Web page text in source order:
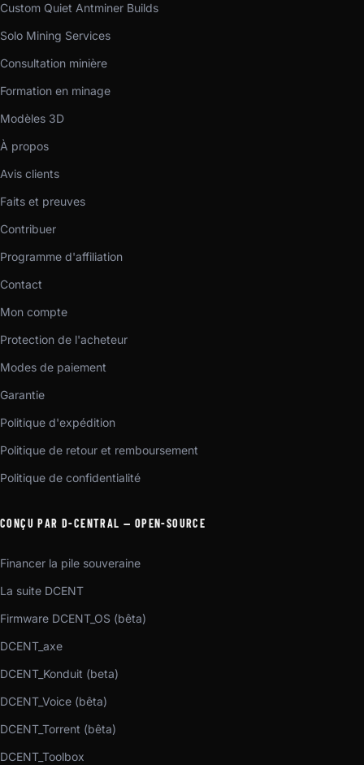
Custom Quiet Antminer Builds
Solo Mining Services
Consultation minière
Formation en minage
Modèles 3D
À propos
Avis clients
Faits et preuves
Contribuer
Programme d'affiliation
Contact
Mon compte
Protection de l'acheteur
Modes de paiement
Garantie
Politique d'expédition
Politique de retour et remboursement
Politique de confidentialité
CONÇU PAR D-CENTRAL — OPEN-SOURCE
Financer la pile souveraine
La suite DCENT
Firmware DCENT_OS (bêta)
DCENT_axe
DCENT_Konduit (beta)
DCENT_Voice (bêta)
DCENT_Torrent (bêta)
DCENT_Toolbox